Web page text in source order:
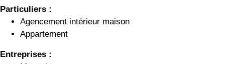
Particuliers :
Agencement intérieur maison
Appartement
Entreprises :